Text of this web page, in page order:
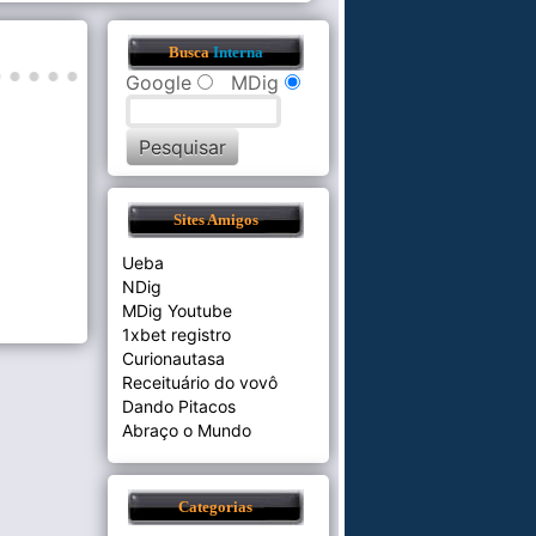
BuscaInterna
Google MDig
Sites Amigos
Ueba
NDig
MDig Youtube
1xbet registro
Curionautasa
Receituário do vovô
Dando Pitacos
Abraço o Mundo
Categorias